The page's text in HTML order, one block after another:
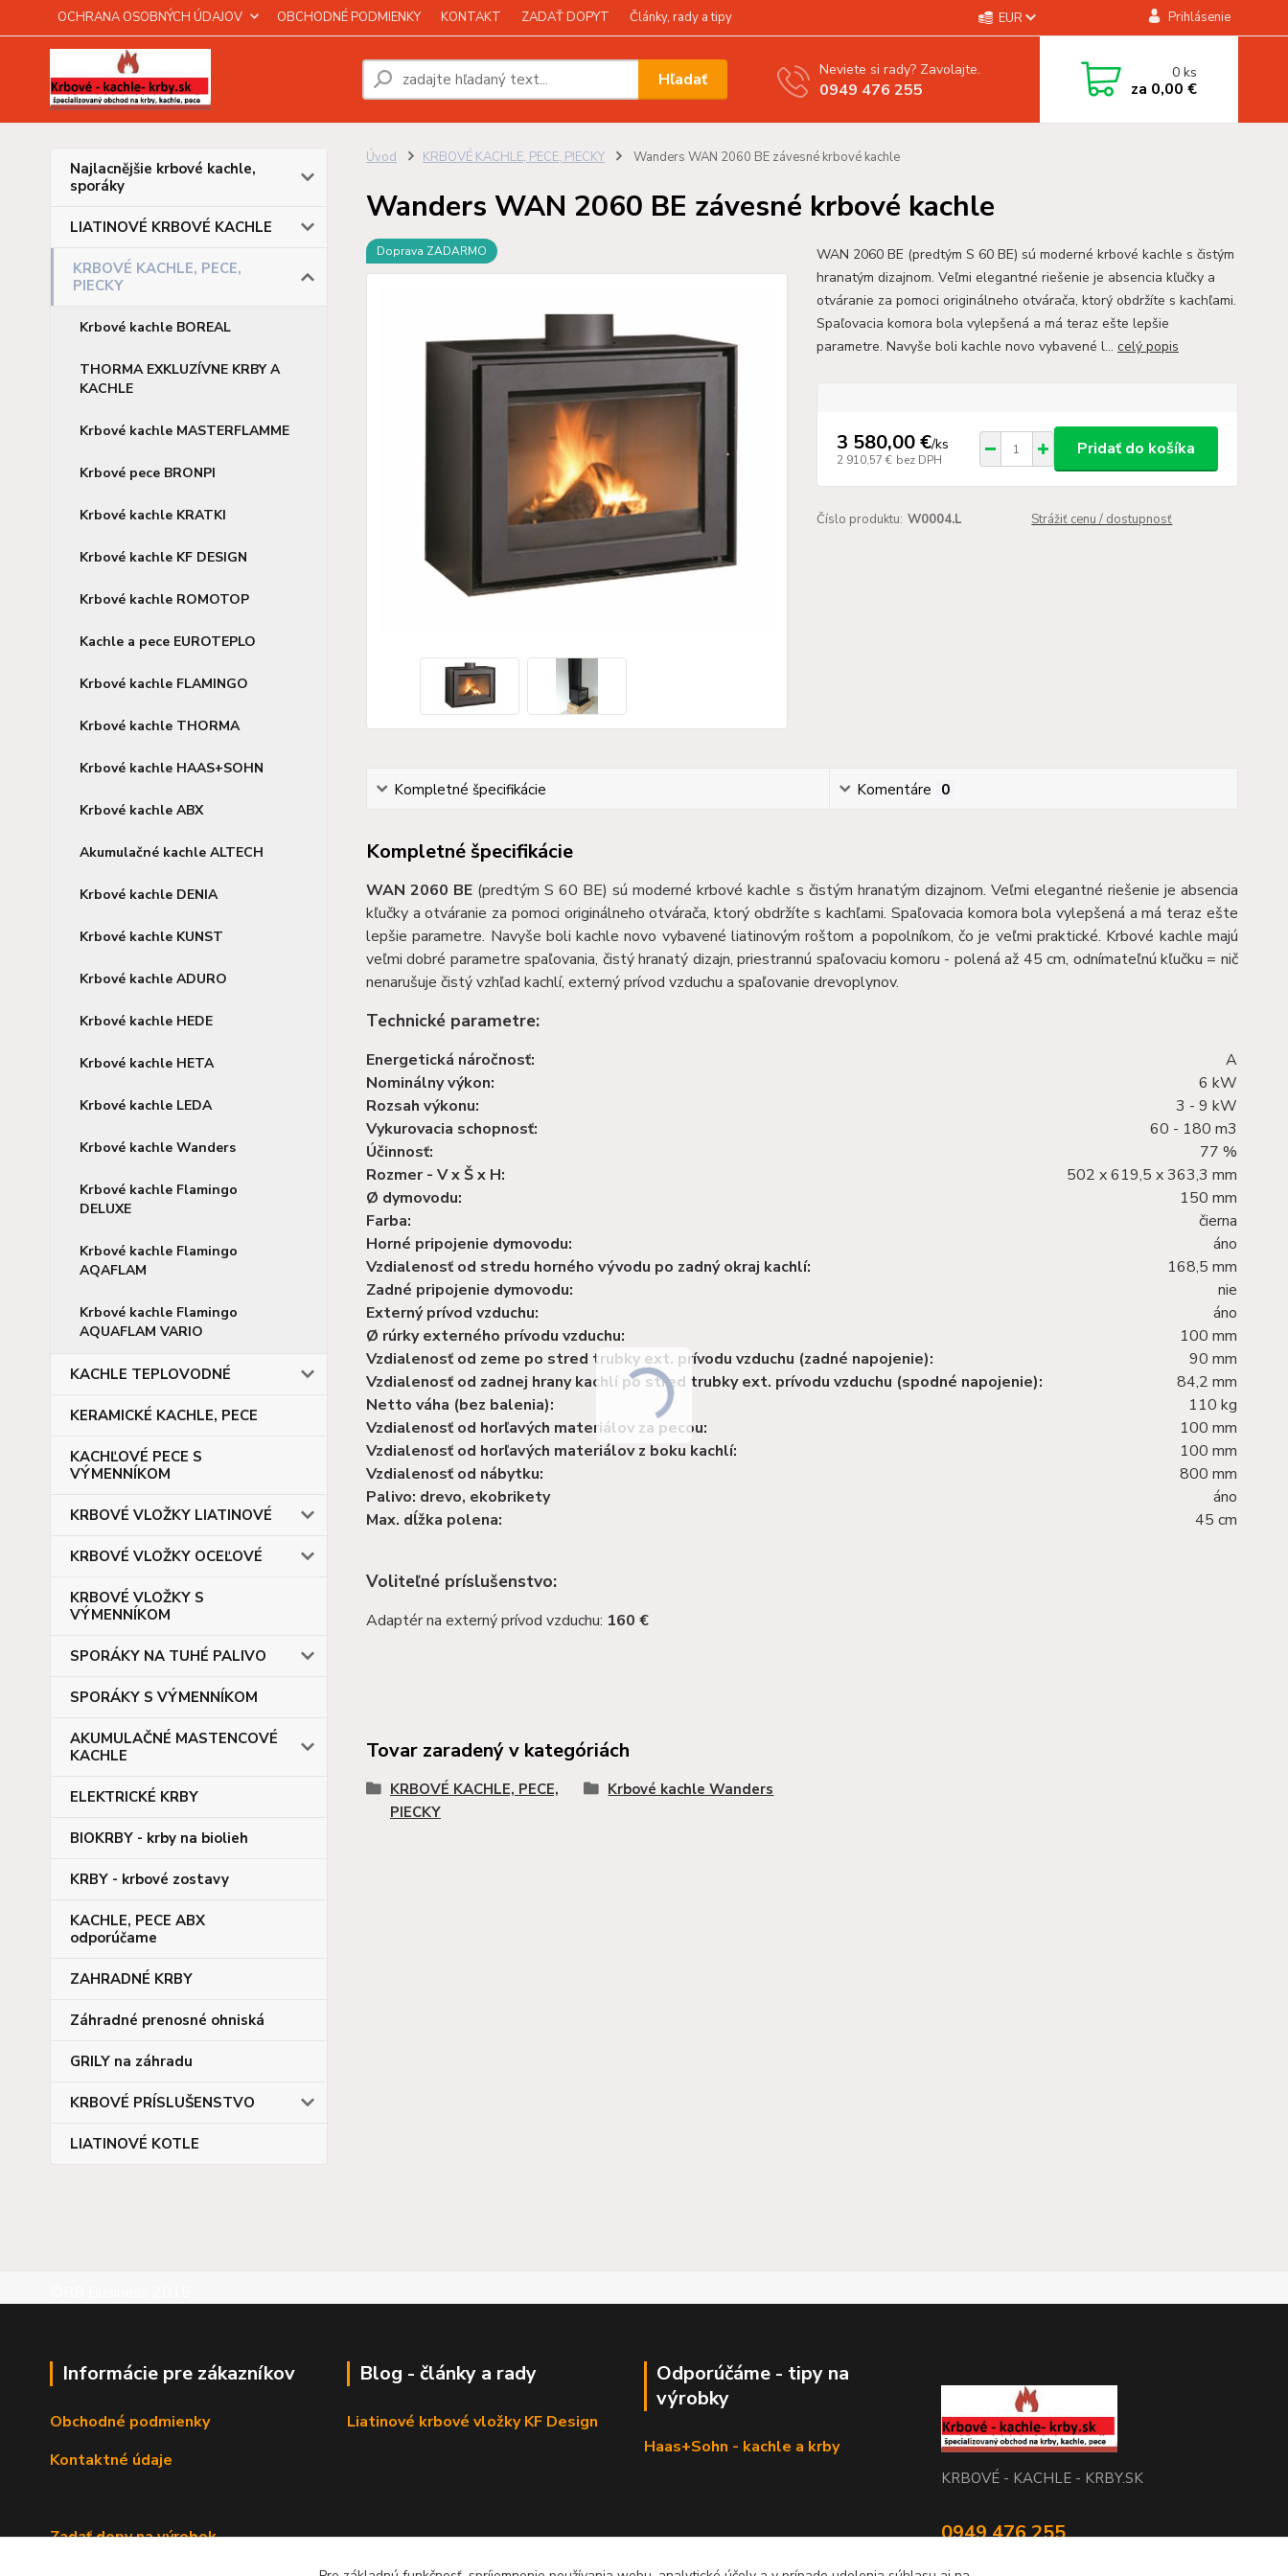
OCHRANA OSOBNÝCH ÚDAJOV OBCHODNÉ PODMIENKY KONTAKT ZADAŤ DOPYT Články, rady a tipy EUR Prihlásenie
Hľadať Neviete si rady? Zavolajte.
0949 476 255
0ks
za 0,00 €
Najlacnějšie krbové kachle,
sporáky
LIATINOVÉ KRBOVÉ KACHLE
KRBOVÉ KACHLE, PECE,
PIECKY
Krbové kachle BOREAL
THORMA EXKLUZÍVNE KRBY A
KACHLE
Krbové kachle MASTERFLAMME
Krbové pece BRONPI
Krbové kachle KRATKI
Krbové kachle KF DESIGN
Krbové kachle ROMOTOP
Kachle a pece EUROTEPLO
Krbové kachle FLAMINGO
Krbové kachle THORMA
Krbové kachle HAAS+SOHN
Krbové kachle ABX
Akumulačné kachle ALTECH
Krbové kachle DENIA
Krbové kachle KUNST
Krbové kachle ADURO
Krbové kachle HEDE
Krbové kachle HETA
Krbové kachle LEDA
Krbové kachle Wanders
Krbové kachle Flamingo
DELUXE
Krbové kachle Flamingo
AQAFLAM
Krbové kachle Flamingo
AQUAFLAM VARIO
KACHLE TEPLOVODNÉ
KERAMICKÉ KACHLE, PECE
KACHĽOVÉ PECE S
VÝMENNÍKOM
KRBOVÉ VLOŽKY LIATINOVÉ
KRBOVÉ VLOŽKY OCEĽOVÉ
KRBOVÉ VLOŽKY S
VÝMENNÍKOM
SPORÁKY NA TUHÉ PALIVO
SPORÁKY S VÝMENNÍKOM
AKUMULAČNÉ MASTENCOVÉ
KACHLE
ELEKTRICKÉ KRBY
BIOKRBY - krby na biolieh
KRBY - krbové zostavy
KACHLE, PECE ABX
odporúčame
ZAHRADNÉ KRBY
Záhradné prenosné ohniská
GRILY na záhradu
KRBOVÉ PRÍSLUŠENSTVO
LIATINOVÉ KOTLE
Úvod KRBOVÉ KACHLE, PECE, PIECKY Wanders WAN 2060 BE závesné krbové kachle
Wanders WAN 2060 BE závesné krbové kachle
Doprava ZADARMO
WAN 2060 BE (predtým S 60 BE) sú moderné krbové kachle s čistým
hranatým dizajnom. Veľmi elegantné riešenie je absencia kľučky a
otváranie za pomoci originálneho otvárača, ktorý obdržíte s kachľami.
Spaľovacia komora bola vylepšená a má teraz ešte lepšie
parametre. Navyše boli kachle novo vybavené l... celý popis
3 580,00 €/ks
2 910,57 € bez DPH
Pridať do košíka
Číslo produktu: W0004.L Strážiť cenu / dostupnosť
Kompletné špecifikácie Komentáre 0
Kompletné špecifikácie
WAN 2060 BE (predtým S 60 BE) sú moderné krbové kachle s čistým hranatým dizajnom. Veľmi elegantné riešenie je absencia
kľučky a otváranie za pomoci originálneho otvárača, ktorý obdržíte s kachľami. Spaľovacia komora bola vylepšená a má teraz ešte
lepšie parametre. Navyše boli kachle novo vybavené liatinovým roštom a popolníkom, čo je veľmi praktické. Krbové kachle majú
veľmi dobré parametre spaľovania, čistý hranatý dizajn, priestrannú spaľovaciu komoru - polená až 45 cm, odnímateľnú kľučku = nič
nenarušuje čistý vzhľad kachlí, externý prívod vzduchu a spaľovanie drevoplynov.
Technické parametre:
Energetická náročnosť:
A
Nominálny výkon:
6 kW
Rozsah výkonu:
3 - 9 kW
Vykurovacia schopnosť:
60 - 180 m3
Účinnosť:
77 %
Rozmer - V x Š x H:
502 x 619,5 x 363,3 mm
Ø dymovodu:
150 mm
Farba:
čierna
Horné pripojenie dymovodu:
áno
Vzdialenosť od stredu horného vývodu po zadný okraj kachlí:
168,5 mm
Zadné pripojenie dymovodu:
nie
Externý prívod vzduchu:
áno
Ø rúrky externého prívodu vzduchu:
100 mm
Vzdialenosť od zeme po stred trubky ext. prívodu vzduchu (zadné napojenie):
90 mm
Vzdialenosť od zadnej hrany kachlí po stred trubky ext. prívodu vzduchu (spodné napojenie):
84,2 mm
Netto váha (bez balenia):
110 kg
Vzdialenosť od horľavých materiálov za pecou:
100 mm
Vzdialenosť od horľavých materiálov z boku kachlí:
100 mm
Vzdialenosť od nábytku:
800 mm
Palivo: drevo, ekobrikety
áno
Max. dĺžka polena:
45 cm
Voliteľné príslušenstvo:
Adaptér na externý prívod vzduchu: 160 €
Tovar zaradený v kategóriách
KRBOVÉ KACHLE, PECE,
PIECKY
Krbové kachle Wanders
Informácie pre zákazníkov
Obchodné podmienky
Kontaktné údaje
Zadať dopy na výrobok
Blog - články a rady
Liatinové krbové vložky KF Design
Odporúčáme - tipy na
výrobky
Haas+Sohn - kachle a krby
KRBOVÉ - KACHLE - KRBY.SK
0949 476 255